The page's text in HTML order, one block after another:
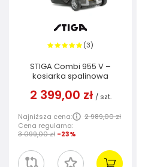
(3)
STIGA Combi 955 V –
kosiarka spalinowa
2 399,00 zł / szt.
Najniższa cena:
2 989,00 zł
Cena regularna:
3 099,00 zł -23%